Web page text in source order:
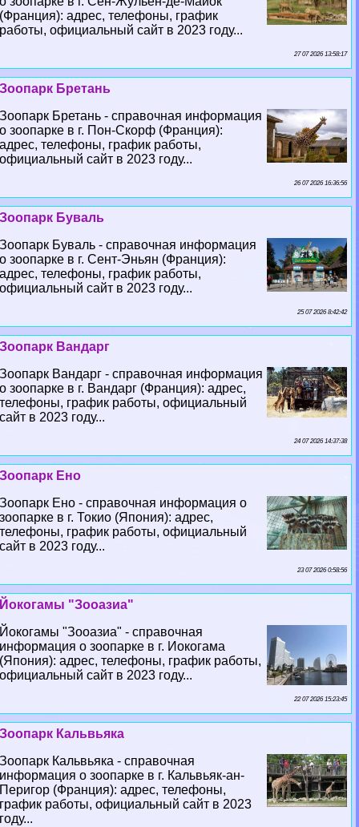
(Франция): адрес, телефоны, график
работы, официальный сайт в 2023 году...
27 07 2026 13:58:17
Зоопарк Бретань
Зоопарк Бретань - справочная информация
о зоопарке в г. Пон-Скорф (Франция):
адрес, телефоны, график работы,
официальный сайт в 2023 году...
26 07 2026 16:36:56
Зоопарк Буваль
Зоопарк Буваль - справочная информация
о зоопарке в г. Сент-Эньян (Франция):
адрес, телефоны, график работы,
официальный сайт в 2023 году...
25 07 2026 8:42:42
Зоопарк Вандарг
Зоопарк Вандарг - справочная информация
о зоопарке в г. Вандарг (Франция): адрес,
телефоны, график работы, официальный
сайт в 2023 году...
24 07 2026 14:37:38
Зоопарк Ено
Зоопарк Ено - справочная информация о
зоопарке в г. Токио (Япония): адрес,
телефоны, график работы, официальный
сайт в 2023 году...
23 07 2026 0:58:56
Йокогамы "Зооазиа"
Йокогамы "Зооазиа" - справочная
информация о зоопарке в г. Иокогама
(Япония): адрес, телефоны, график работы,
официальный сайт в 2023 году...
22 07 2026 15:23:45
Зоопарк Кальвьяка
Зоопарк Кальвьяка - справочная
информация о зоопарке в г. Кальвьяк-ан-
Перигор (Франция): адрес, телефоны,
график работы, официальный сайт в 2023
году...